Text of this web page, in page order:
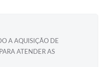
A AQUISIÇÃO DE
ATENDER AS